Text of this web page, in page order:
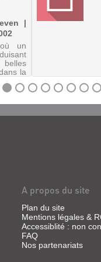
|
un
la
A propos du site
Plan du site
Mentions légales &
Accessiblité : non
FAQ
Nos partenariats